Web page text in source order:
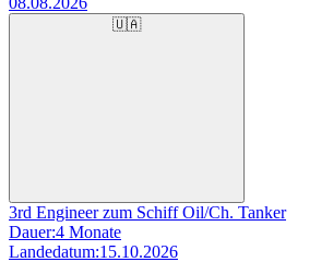
🇺🇦
3rd Engineer zum Schiff Oil/Ch. Tanker
Dauer:4 Monate
Landedatum:15.10.2026